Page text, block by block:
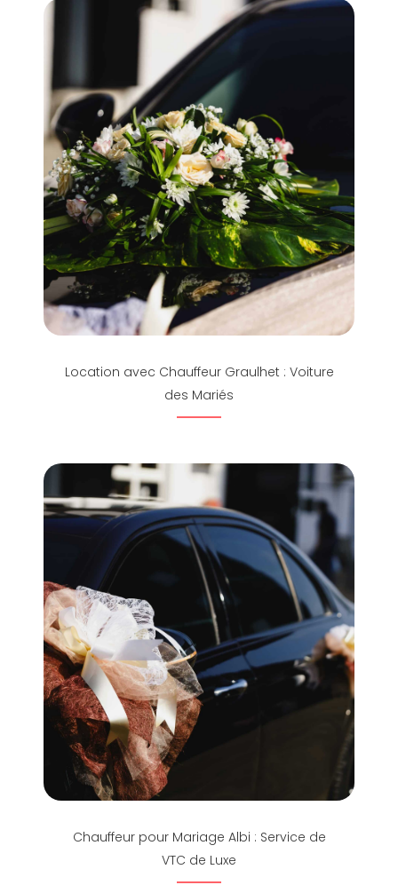
Location avec Chauffeur Graulhet : Voiture
des Mariés
Chauffeur pour Mariage Albi : Service de
VTC de Luxe